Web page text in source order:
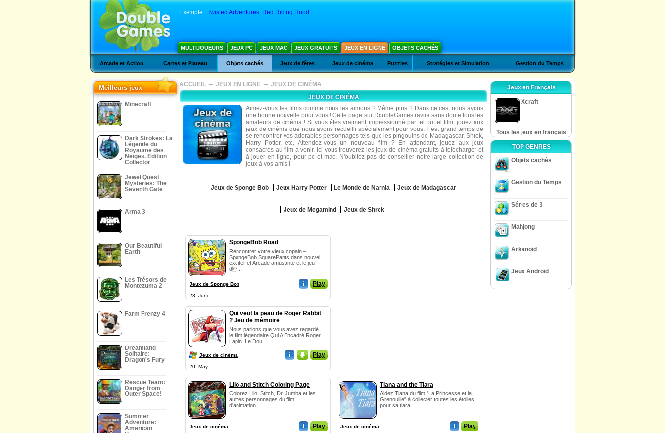
Exemple: Twisted Adventures. Red Riding Hood
MULTIJOUEURS JEUX PC JEUX MAC JEUX GRATUITS JEUX EN LIGNE OBJETS CACHÉS
Arcade et Action Cartes et Plateau Objets cachés Jeux de fêtes Jeux de cinéma Puzzles Stratégies et Simulation Gestion du Temps
Meilleurs jeux
Minecraft
Dark Strokes: La
Légende du
Royaume des
Neiges. Edition
Collector
Jewel Quest
Mysteries: The
Seventh Gate
Arma 3
Our Beautiful
Earth
Les Trésors de
Montezuma 2
Farm Frenzy 4
Dreamland
Solitaire:
Dragon's Fury
Rescue Team:
Danger from
Outer Space!
Summer
Adventure:
American
ACCUEIL → JEUX EN LIGNE → JEUX DE CINÉMA
JEUX DE CINÉMA
Aimez-vous les films comme nous les aimons ? Même plus ? Dans ce cas, nous avons
une bonne nouvelle pour vous ! Cette page sur DoubleGames ravira sans doute tous les
amateurs de cinéma ! Si vous êtes vraiment impressionné par tel ou tel film, jouez aux
jeux de cinéma que nous avons recueilli spécialement pour vous. Il est grand temps de
se rencontrer vos adorables personnages tels que les pingouins de Madagascar, Shrek,
Harry Potter, etc. Attendez-vous un nouveau film ? En attendant, jouez aux jeux
consacrés au film à venir. Ici vous trouverez les jeux de cinéma gratuits à télécharger et
à jouer en ligne, pour pc et mac. N'oubliez pas de conseiller notre large collection de
jeux à vos amis !
Jeux de Sponge Bob Jeux Harry Potter Le Monde de Narnia Jeux de Madagascar
Jeux de Megamind Jeux de Shrek
SpongeBob Road
Rencontrer votre vieux copain –
SpongeBob SquarePants dans nouvel
exciter et Arcade amusante et le jeu
d...
Jeux de Sponge Bob i Play
23, June
Qui veut la peau de Roger Rabbit
? Jeu de mémoire
Nous parions que vous avez regardé
le film légendaire Qui A Encadré Roger
Lapin. Le Dou...
Jeux de cinéma i _ Play
20, May
Lilo and Stitch Coloring Page
Colorez Lilo, Stitch, Dr. Jumba et les
autres personnages du film
d'animation.
Jeux de cinéma i Play
Tiana and the Tiara
Aidez Tiana du film "La Princesse et la
Grenouille" à collecter toutes les étoiles
pour sa tiara.
Jeux de cinéma i Play
Jeux en Français
Xcraft
Tous les jeux en français
TOP GENRES
Objets cachés
Gestion du Temps
Séries de 3
Mahjong
Arkanoid
Jeux Android